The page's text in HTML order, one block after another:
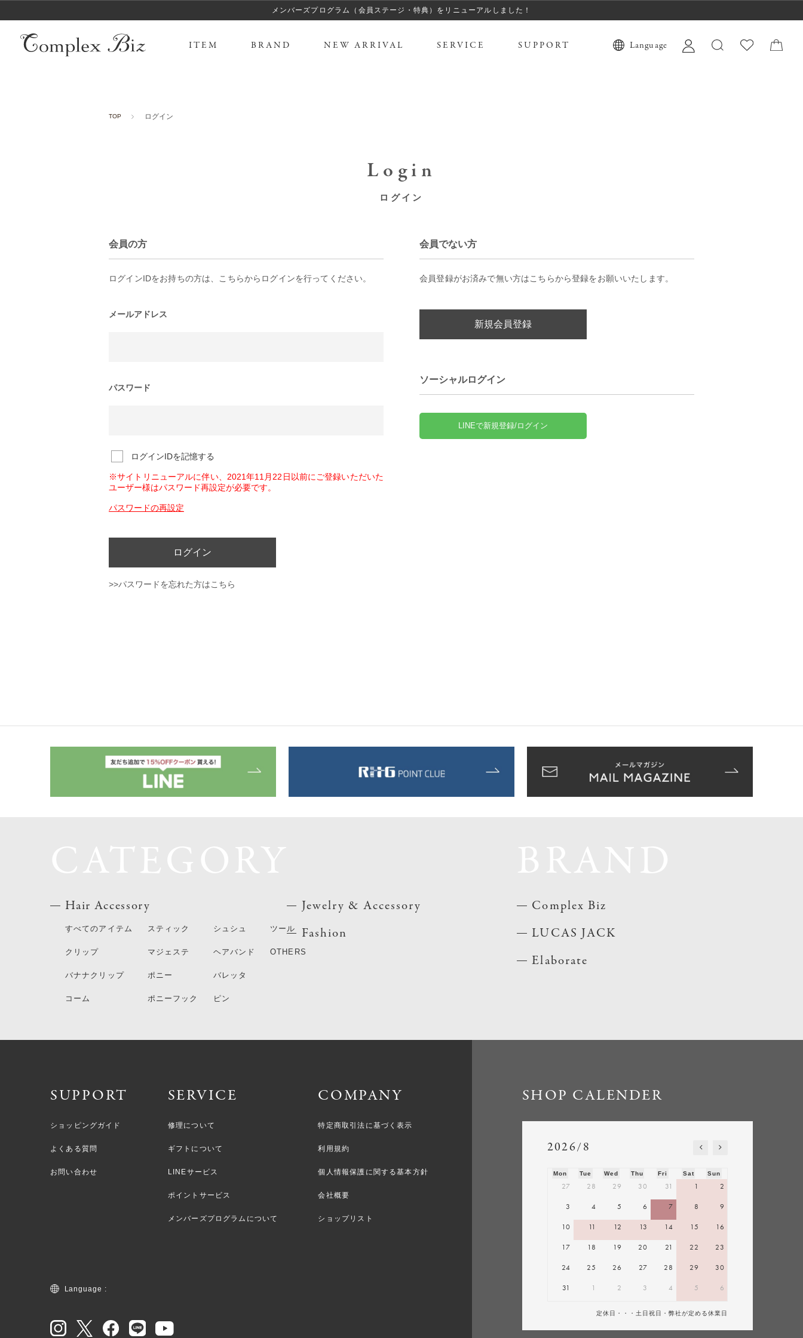
メンバーズプログラム（会員ステージ・特典）をリニューアルしました！
ITEM BRAND NEW ARRIVAL SERVICE SUPPORT Language
TOP ログイン
Login
ログイン
会員の方
ログインIDをお持ちの方は、こちらからログインを行ってください。
メールアドレス
パスワード
ログインIDを記憶する
※サイトリニューアルに伴い、2021年11月22日以前にご登録いただいた
ユーザー様はパスワード再設定が必要です。
パスワードの再設定
ログイン
>>パスワードを忘れた方はこちら
会員でない方
会員登録がお済みで無い方はこちらから登録をお願いいたします。
新規会員登録
ソーシャルログイン
LINEで新規登録/ログイン
Hair Accessory
すべてのアイテム
クリップ
バナナクリップ
コーム
スティック
マジェステ
ポニー
ポニーフック
シュシュ
ヘアバンド
バレッタ
ピン
ツール
OTHERS
Jewelry & Accessory
Fashion
Complex Biz
LUCAS JACK
Elaborate
SUPPORT
ショッピングガイド
よくある質問
お問い合わせ
SERVICE
修理について
ギフトについて
LINEサービス
ポイントサービス
メンバーズプログラムについて
COMPANY
特定商取引法に基づく表示
利用規約
個人情報保護に関する基本方針
会社概要
ショップリスト
Language :
SHOP CALENDER
2026/8
Mon Tue Wed Thu Fri Sat Sun
27 28 29 30 31 1 2
3 4 5 6 7 8 9
10 11 12 13 14 15 16
17 18 19 20 21 22 23
24 25 26 27 28 29 30
31 1 2 3 4 5 6
定休日・・・土日祝日・弊社が定める休業日